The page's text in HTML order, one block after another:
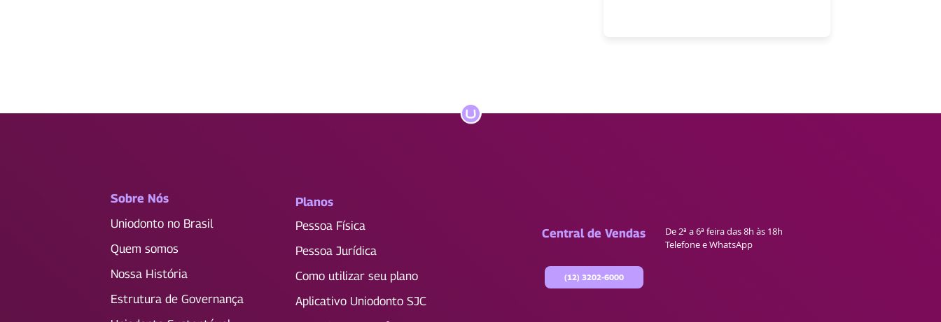
Sobre Nós
Uniodonto no Brasil
Quem somos
Nossa História
Estrutura de Governança
Planos
Pessoa Física
Pessoa Jurídica
Como utilizar seu plano
Aplicativo Uniodonto SJC
(12) 3202-6000
Central de Vendas
De 2ª a 6ª feira das 8h às 18h
Telefone e WhatsApp